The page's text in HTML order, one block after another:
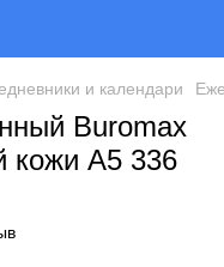
и календари
Buromax
кожи А5 336